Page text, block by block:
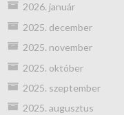
2026. január
2025. december
2025. november
2025. október
2025. szeptember
2025. augusztus